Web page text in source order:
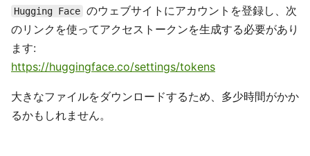
Hugging Face のウェブサイトにアカウントを登録し、次
のリンクを使ってアクセストークンを生成する必要があり
ます:
https://huggingface.co/settings/tokens
大きなファイルをダウンロードするため、多少時間がかか
るかもしれません。